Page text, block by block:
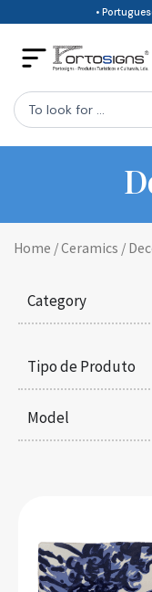
content
•
Search
...
Home /Ceramics /
Category
Tipo de Produto
Model